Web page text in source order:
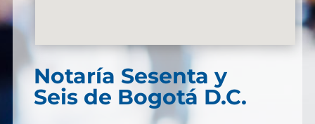
Notaría Sesenta y
Seis de Bogotá D.C.